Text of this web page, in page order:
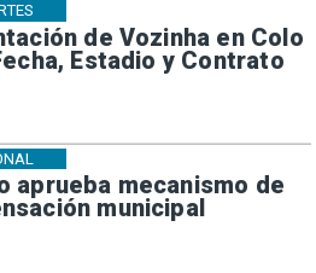
de Vozinha en Colo
Estadio y Contrato
aprueba mecanismo de
municipal